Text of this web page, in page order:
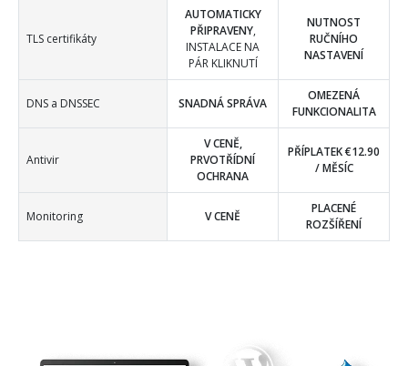
TLS certifikáty
AUTOMATICKY
PŘIPRAVENY,
INSTALACE NA
PÁR KLIKNUTÍ
NUTNOST
RUČNÍHO
NASTAVENÍ
DNS a DNSSEC SNADNÁ SPRÁVA
OMEZENÁ
FUNKCIONALITA
Antivir
V CENĚ,
PRVOTŘÍDNÍ
OCHRANA
PŘÍPLATEK €12.90
/ MĚSÍC
Monitoring V CENĚ
PLACENÉ
ROZŠÍŘENÍ